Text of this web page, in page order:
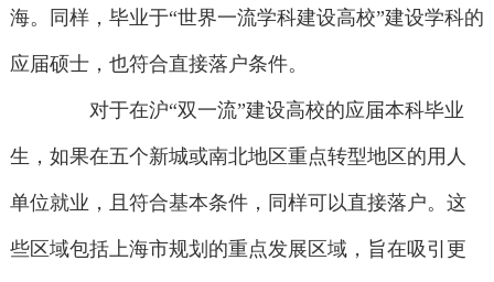
海。同样，毕业于“世界一流学科建设高校”建设学科的
应届硕士，也符合直接落户条件。
对于在沪“双一流”建设高校的应届本科毕业
生，如果在五个新城或南北地区重点转型地区的用人
单位就业，且符合基本条件，同样可以直接落户。这
些区域包括上海市规划的重点发展区域，旨在吸引更